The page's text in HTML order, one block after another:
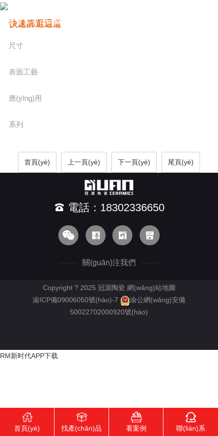
快速篩選通道
尺寸
表面工藝
應(yīng)用
系列
首頁(yè) 上一頁(yè) 下一頁(yè) 尾頁(yè)
電話：18302336650
關(guān)注我們
Copyright ? 2025 冠源陶瓷 網(wǎng)站地圖
渝ICP備09006050號(hào)-7
渝公網(wǎng)安備
50022702000920號(hào)
首頁(yè) 找產(chǎn)品 看案例 聯(lián)系
RM新时代APP下载